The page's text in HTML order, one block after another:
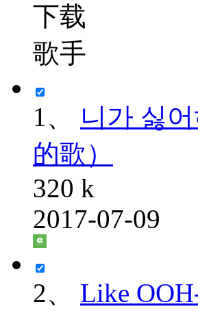
下载
歌手
1、
니가 싫
的歌）
320 k
2017-07-09
2、
Like